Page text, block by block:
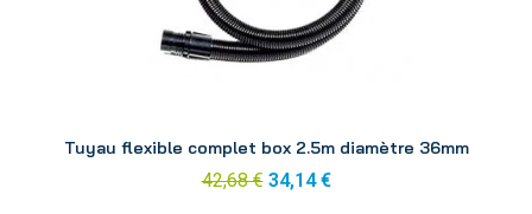
Tuyau flexible complet box 2.5m diamètre 36mm
42,68 € 34,14 €